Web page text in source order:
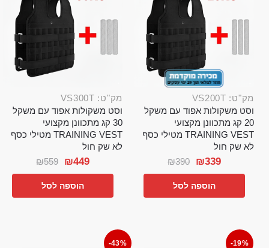
מק"ט: VS200T
וסט משקולות אפוד עם משקל
20 קג מתכוונן מקצועי
TRAINING VEST מטילי כסף
לא שק חול
₪390 ₪339
הוספה לסל
מק"ט: VS300T
וסט משקולות אפוד עם משקל
30 קג מתכוונן מקצועי
TRAINING VEST מטילי כסף
לא שק חול
₪559 ₪449
הוספה לסל
-19%
-43%